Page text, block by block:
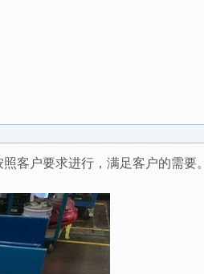
客户要求进行，满足客户的需要。